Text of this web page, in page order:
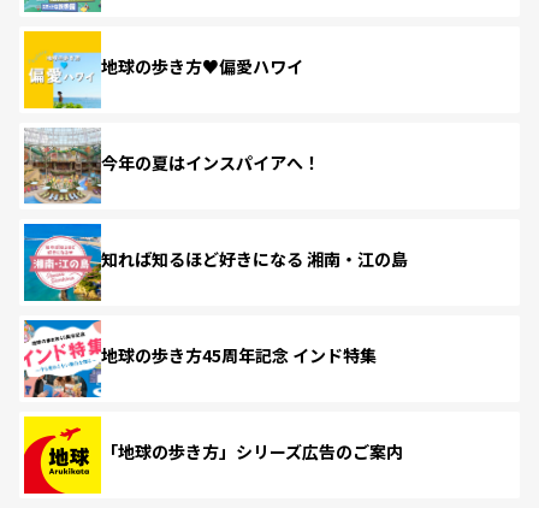
地球の歩き方♥偏愛ハワイ
今年の夏はインスパイアへ！
知れば知るほど好きになる 湘南・江の島
地球の歩き方45周年記念 インド特集
「地球の歩き方」シリーズ広告のご案内